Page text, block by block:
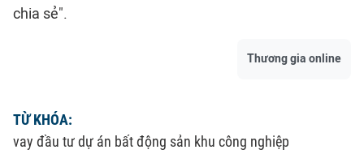
chia sẻ".
Thương gia online
TỪ KHÓA:
vay đầu tư dự án bất động sản khu công nghiệp